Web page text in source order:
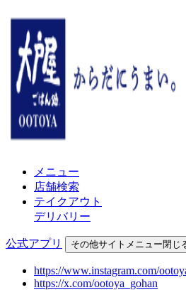
メニュー
店舗検索
テイクアウト
デリバリー
公式アプリ その他サイトメニュー閉じ
https://www.instagram.com/
https://x.com/ootoya_gohan